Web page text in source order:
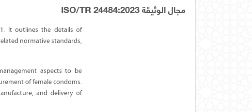
مجال الوثيقة ISO/TR 24484:2023
It outlines the details of
normative standards,
aspects to be
of female condoms.
and delivery of